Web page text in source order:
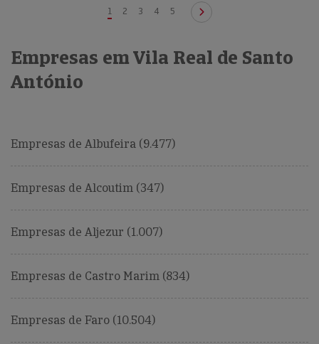
1 2 3 4 5
Empresas em Vila Real de Santo
António
Empresas de Albufeira (9.477)
Empresas de Alcoutim (347)
Empresas de Aljezur (1.007)
Empresas de Castro Marim (834)
Empresas de Faro (10.504)